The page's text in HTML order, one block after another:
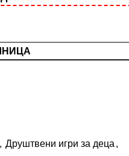
, Друштвени игри за деца ,